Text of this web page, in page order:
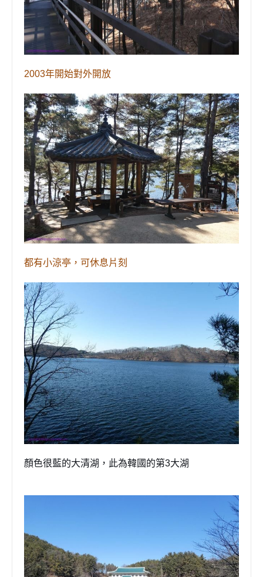
2003年開始對外開放
都有小涼亭，可休息片刻
顏色很藍的大清湖 ， 此為韓國的第3大湖